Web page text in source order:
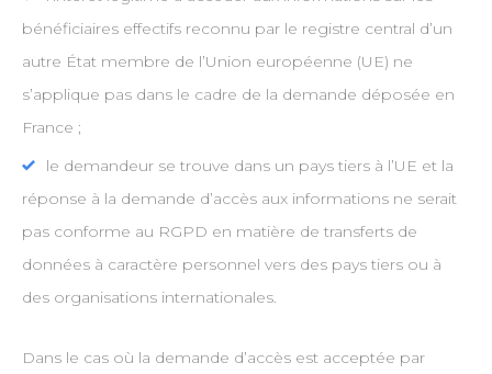
bénéficiaires effectifs reconnu par le registre central d’un
autre État membre de l’Union européenne (UE) ne
s’applique pas dans le cadre de la demande déposée en
France ;
le demandeur se trouve dans un pays tiers à l’UE et la
réponse à la demande d’accès aux informations ne serait
pas conforme au RGPD en matière de transferts de
données à caractère personnel vers des pays tiers ou à
des organisations internationales.
Dans le cas où la demande d’accès est acceptée par